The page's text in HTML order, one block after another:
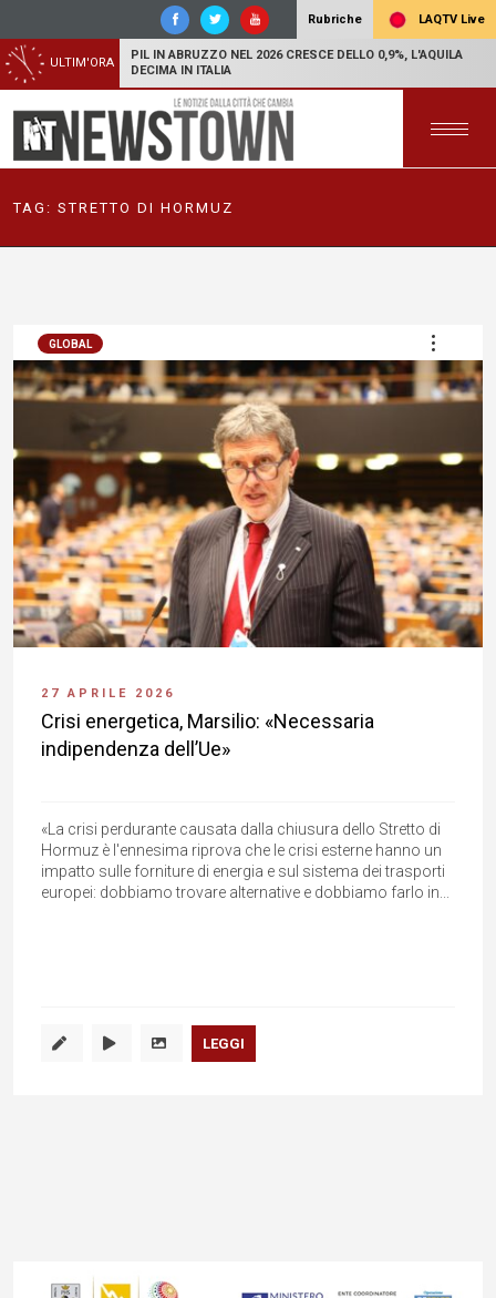
Rubriche LAQTV Live
ULTIM'ORA
PIL IN ABRUZZO NEL 2026 CRESCE DELLO 0,9%, L'AQUILA
DECIMA IN ITALIA
TAG: STRETTO DI HORMUZ
GLOBAL
27 APRILE 2026
Crisi energetica, Marsilio: «Necessaria
indipendenza dell’Ue»
«La crisi perdurante causata dalla chiusura dello Stretto di
Hormuz è l'ennesima riprova che le crisi esterne hanno un
impatto sulle forniture di energia e sul sistema dei trasporti
europei: dobbiamo trovare alternative e dobbiamo farlo in...
LEGGI